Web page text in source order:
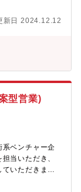
新日 2024.12.12
型営業)
系ベンチャー企
当いただき、
いただきま